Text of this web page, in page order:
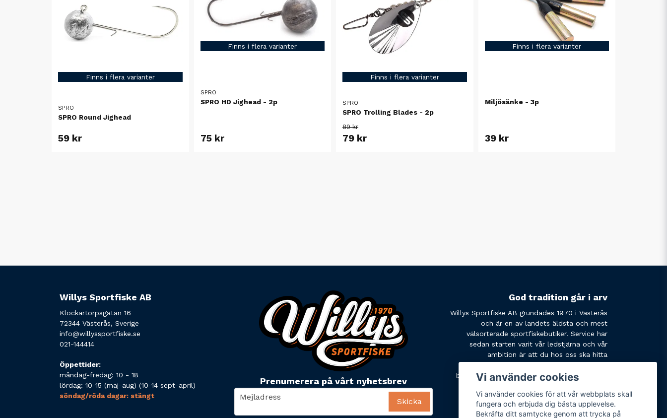
Finns i flera varianter
SPRO
SPRO Round Jighead
59 kr
Finns i flera varianter
SPRO
SPRO HD Jighead - 2p
75 kr
Finns i flera varianter
SPRO
SPRO Trolling Blades - 2p
89 kr
79 kr
Finns i flera varianter
Miljösänke - 3p
39 kr
Willys Sportfiske AB
Klockartorpsgatan 16
72344 Västerås, Sverige
info@willyssportfiske.se
021-144414
Öppettider:
måndag-fredag: 10 - 18
lördag: 10-15 (maj-aug) (10-14 sept-april)
söndag/röda dagar: stängt
Prenumerera på vårt nyhetsbrev
email
Mejladress Skicka
God tradition går i arv
Willys Sportfiske AB grundades 1970 i Västerås
och är en av landets äldsta och mest
välsorterade sportfiskebutiker. Service har
sedan starten varit vår ledstjärna och vår
ambition är att du hos oss ska hitta
behöver. Tveka inte att slå oss en signal eller
Vi använder cookies
Vi använder cookies för att vår webbplats skall
fungera och erbjuda dig bästa upplevelse.
Bekräfta ditt samtycke genom att trycka på